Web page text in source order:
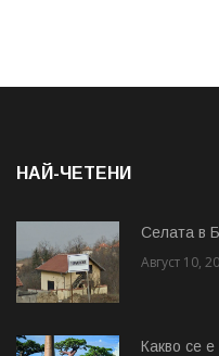
НАЙ-ЧЕТЕНИ
Cелата в
Август 10,
Какво се е